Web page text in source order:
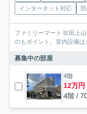
インターネット対応
ファミリーマート 吹田上
のもポイント。室内設備
募集中の部屋
4階
12万円
4階 /